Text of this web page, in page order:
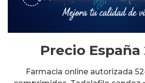
Precio España
Farmacia online autorizada